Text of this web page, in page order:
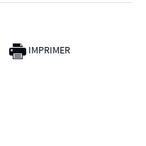
FENÊTRE
FENÊTRE
IMPRIMER